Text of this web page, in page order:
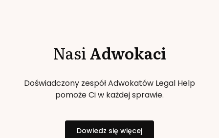
NasiAdwokaci
Doświadczony zespół Adwokatów Legal Help
pomoże Ci w każdej sprawie.
Dowiedz się więcej